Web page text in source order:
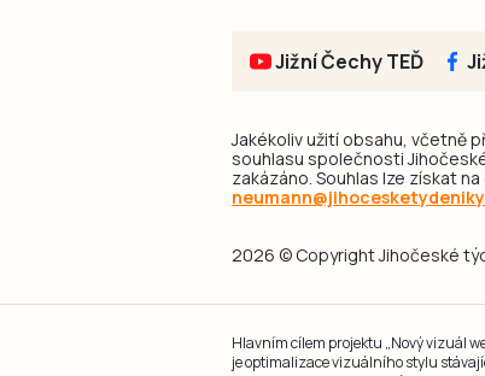
Jižní Čechy TEĎ
Jakékoliv užití obsahu, včetně
souhlasu společnosti
zakázáno. Souhlas lze získat na
2026 © Copyright Jihočeské
Hlavním cílem projektu „Nový vizuál
je optimalizace vizuálního stylu